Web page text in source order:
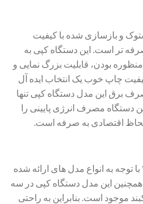
و بازسازی شده با کیفیت
تر است. این دستگاه کپی به
بودن، قابلیت بزرگ نمایی و
چاپ خوب یک انتخاب ایده آل
برق این مدل دستگاه کپی تنها
این دستگاه مصرف انرژی پایینی را
لحاظ اقتصادی به صرفه است.
قیمت دستگاه کپی توشیبا ۲۰۶ با توجه به انواع مدل های ارائه شده
این مدل دستگاه کپی در سه
موجود است. بنابراین به راحتی